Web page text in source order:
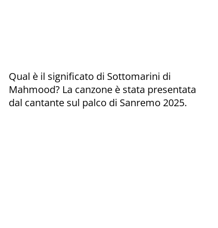
Qual è il significato di Sottomarini di
Mahmood? La canzone è stata presentata
dal cantante sul palco di Sanremo 2025.